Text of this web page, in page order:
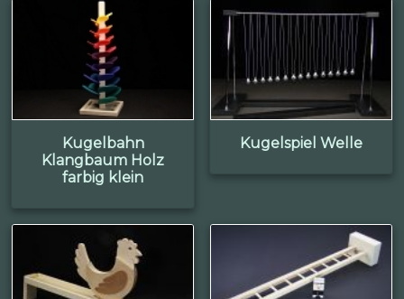
Kugelbahn
Klangbaum Holz
farbig klein
Kugelspiel Welle